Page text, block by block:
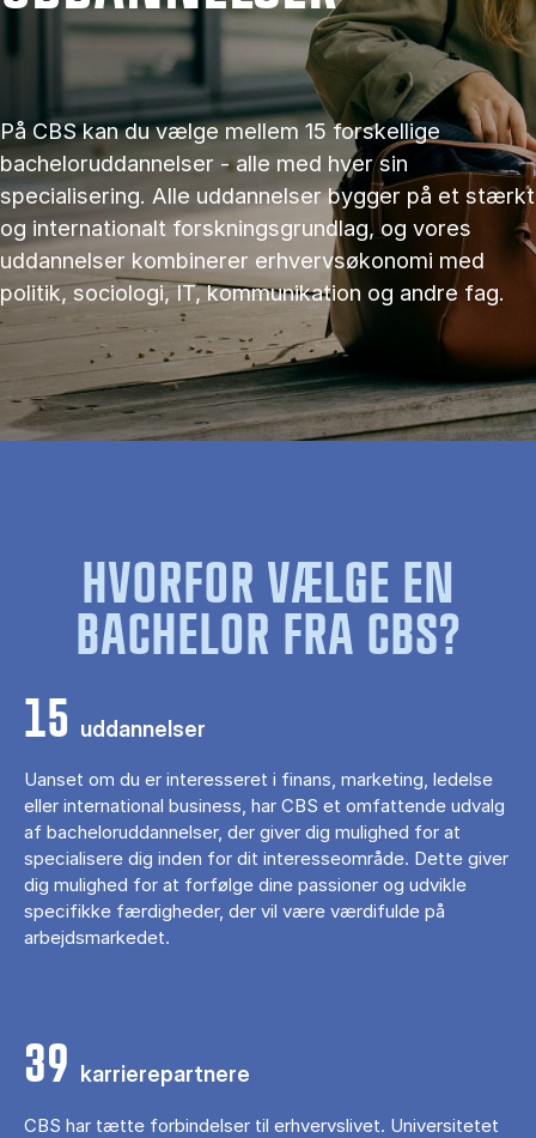
På CBS kan du vælge mellem 15 forskellige
bacheloruddannelser - alle med hver sin
specialisering. Alle uddannelser bygger på et stærkt
og internationalt forskningsgrundlag, og vores
uddannelser kombinerer erhvervsøkonomi med
politik, sociologi, IT, kommunikation og andre fag.
HVORFOR VÆLGE EN
BACHELOR FRA CBS?
15 uddannelser
Uanset om du er interesseret i finans, marketing, ledelse
eller international business, har CBS et omfattende udvalg
af bacheloruddannelser, der giver dig mulighed for at
specialisere dig inden for dit interesseområde. Dette giver
dig mulighed for at forfølge dine passioner og udvikle
specifikke færdigheder, der vil være værdifulde på
arbejdsmarkedet.
39 karrierepartnere
CBS har tætte forbindelser til erhvervslivet. Universitetet